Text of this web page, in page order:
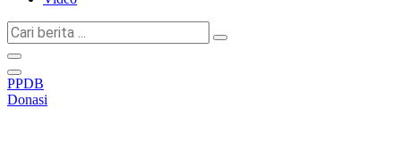
Cari
berita
...
PPDB
Donasi